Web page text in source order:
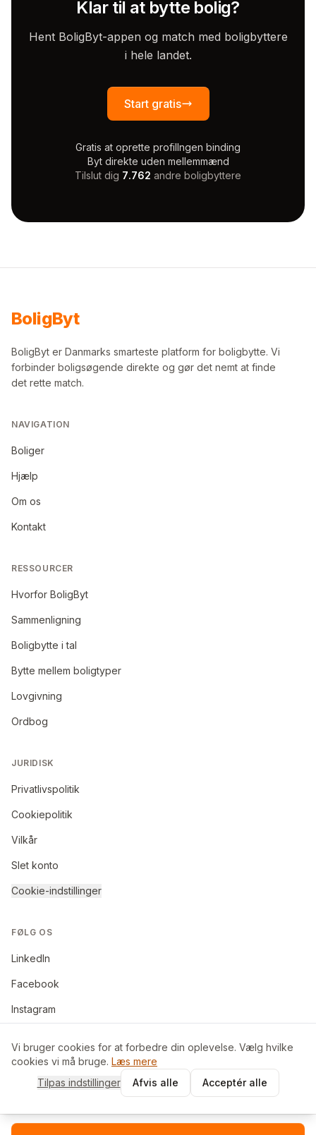
Klar til at bytte bolig?
Hent BoligByt-appen og match med boligbyttere
i hele landet.
Start gratis
Gratis at oprette profilIngen binding
Byt direkte uden mellemmænd
Tilslut dig 7.762 andre boligbyttere
BoligByt
BoligByt er Danmarks smarteste platform for boligbytte. Vi
forbinder boligsøgende direkte og gør det nemt at finde
det rette match.
NAVIGATION
Boliger
Hjælp
Om os
Kontakt
RESSOURCER
Hvorfor BoligByt
Sammenligning
Boligbytte i tal
Bytte mellem boligtyper
Lovgivning
Ordbog
JURIDISK
Privatlivspolitik
Cookiepolitik
Vilkår
Slet konto
Cookie-indstillinger
FØLG OS
LinkedIn
Facebook
Instagram
©2026BoligByt ApS. Alle rettigheder forbeholdes.
Made in Denmark
Vi bruger cookies for at forbedre din oplevelse. Vælg hvilke
cookies vi må bruge. Læs mere
Tilpas indstillinger
Afvis alle Acceptér alle